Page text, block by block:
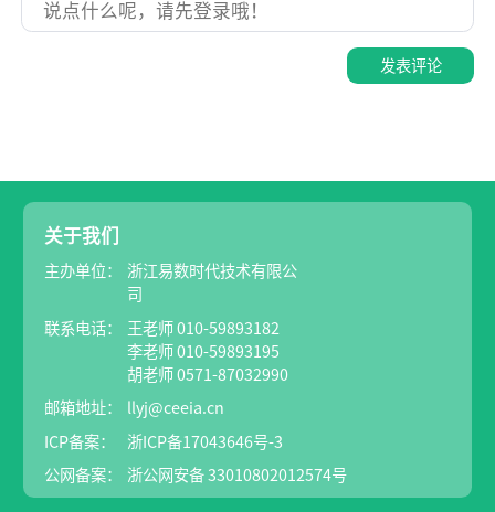
发表评论
关于我们
主办单位：
浙江易数时代技术有限公
司
联系电话：
王老师 010-59893182
李老师 010-59893195
胡老师 0571-87032990
邮箱地址： llyj@ceeia.cn
ICP备案： 浙ICP备17043646号-3
公网备案： 浙公网安备 33010802012574号